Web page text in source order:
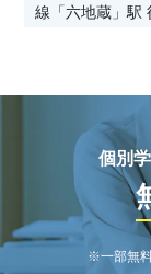
線「六地蔵」駅
個別
※一部無